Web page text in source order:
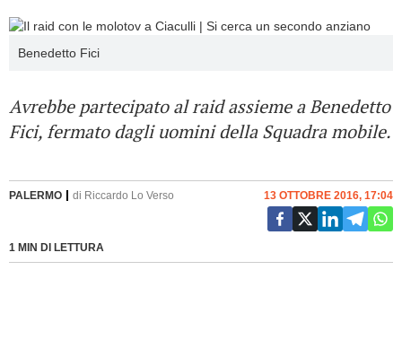
Benedetto Fici
Avrebbe partecipato al raid assieme a Benedetto
Fici, fermato dagli uomini della Squadra mobile.
PALERMO di Riccardo Lo Verso
1 MIN DI LETTURA
13 OTTOBRE 2016, 17:04